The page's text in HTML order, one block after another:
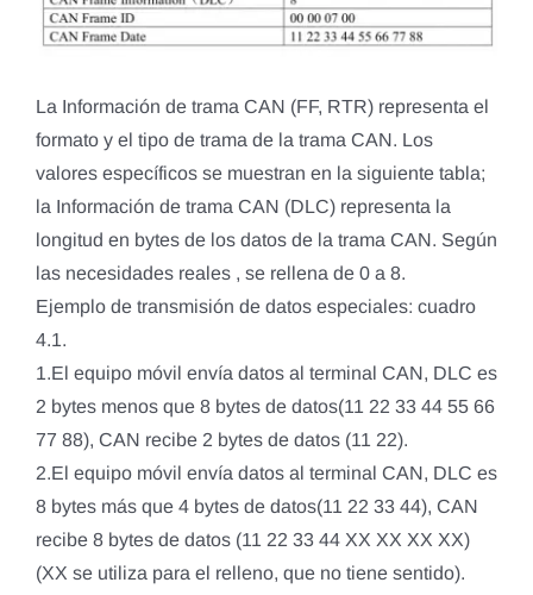
La Información de trama CAN (FF, RTR) representa el
formato y el tipo de trama de la trama CAN. Los
valores específicos se muestran en la siguiente tabla;
la Información de trama CAN (DLC) representa la
longitud en bytes de los datos de la trama CAN. Según
las necesidades reales , se rellena de 0 a 8.
Ejemplo de transmisión de datos especiales: cuadro
4.1.
1.El equipo móvil envía datos al terminal CAN, DLC es
2 bytes menos que 8 bytes de datos(11 22 33 44 55 66
77 88), CAN recibe 2 bytes de datos (11 22).
2.El equipo móvil envía datos al terminal CAN, DLC es
8 bytes más que 4 bytes de datos(11 22 33 44), CAN
recibe 8 bytes de datos (11 22 33 44 XX XX XX XX)
(XX se utiliza para el relleno, que no tiene sentido).